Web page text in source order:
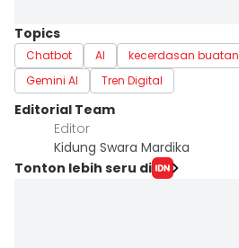
Topics
Chatbot AI kecerdasan buatan
Gemini AI
Tren Digital
Editorial Team
Editor
Kidung Swara Mardika
Tonton lebih seru di